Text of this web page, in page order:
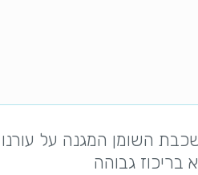
השומן המגנה על עורנו
בריכוז גבוהה